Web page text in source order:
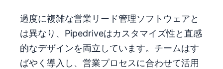
過度に複雑な営業リード管理ソフトウェアと
は異なり、Pipedriveはカスタマイズ性と直感
的なデザインを両立しています。チームはす
ばやく導入し、営業プロセスに合わせて活用